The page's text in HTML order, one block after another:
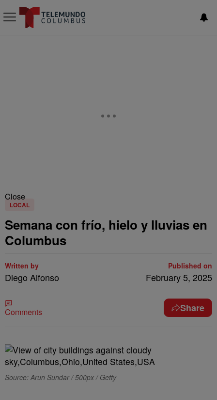
Close
LOCAL
Semana con frío, hielo y lluvias en
Columbus
Written by
Diego Alfonso
Published on
February 5, 2025
Comments Share
Source: Arun Sundar / 500px / Getty